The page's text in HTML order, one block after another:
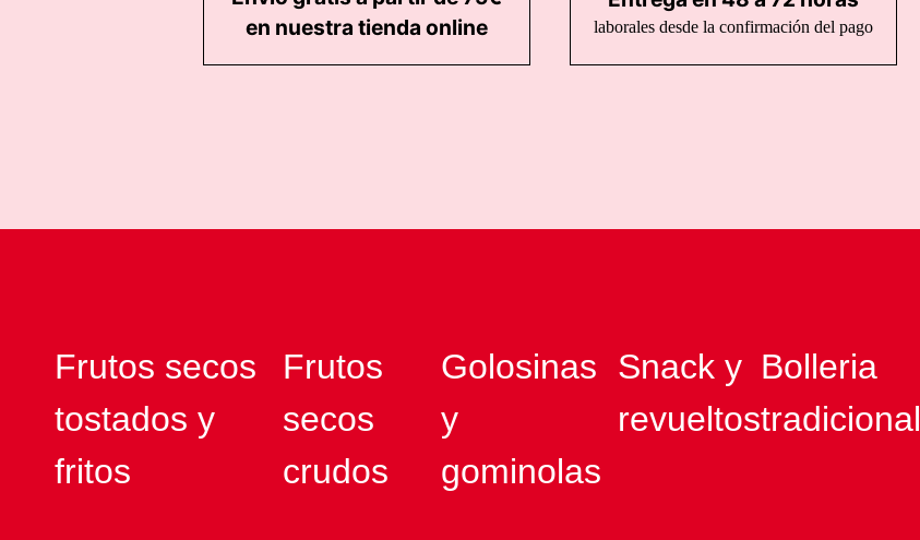
en nuestra tienda online
laborales desde la confirmación del pago
Frutos secos
tostados y
fritos
Frutos
secos
crudos
Golosinas
y
gominolas
Snack y
revueltos
Bolleria
tradicional